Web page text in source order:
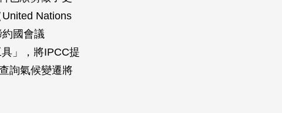
Nations
國會議
」，將IPCC提
詢氣候變遷將